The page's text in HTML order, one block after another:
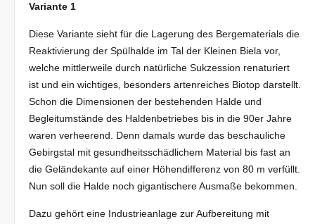
Variante 1
Diese Variante sieht für die Lagerung des Bergematerials die
Reaktivierung der Spülhalde im Tal der Kleinen Biela vor,
welche mittlerweile durch natürliche Sukzession renaturiert
ist und ein wichtiges, besonders artenreiches Biotop darstellt.
Schon die Dimensionen der bestehenden Halde und
Begleitumstände des Haldenbetriebes bis in die 90er Jahre
waren verheerend. Denn damals wurde das beschauliche
Gebirgstal mit gesundheitsschädlichem Material bis fast an
die Geländekante auf einer Höhendifferenz von 80 m verfüllt.
Nun soll die Halde noch gigantischere Ausmaße bekommen.
Dazu gehört eine Industrieanlage zur Aufbereitung mit